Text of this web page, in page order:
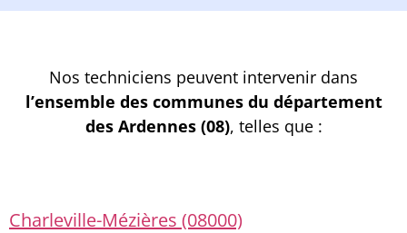
Nos techniciens peuvent intervenir dans
l’ensemble des communes du département
des Ardennes (08), telles que :
Charleville-Mézières (08000)